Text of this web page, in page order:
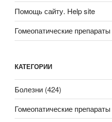
Помощь сайту. Help site
Гомеопатические препараты
КАТЕГОРИИ
Болезни (424)
Гомеопатические препараты